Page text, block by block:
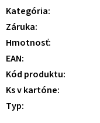
produktu
3,3
z 5
hviezdičiek.
Kategória:
Záruka:
Hmotnosť:
EAN:
Kód produktu:
Ks v kartóne:
Typ: